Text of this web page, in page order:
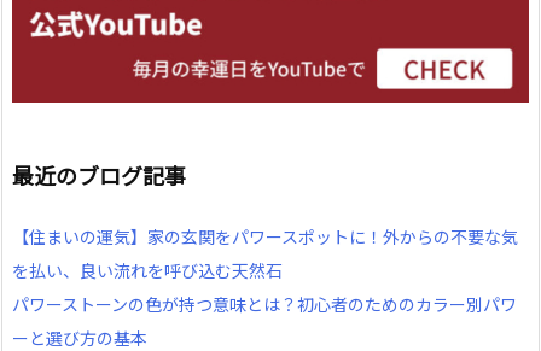
最近のブログ記事
【住まいの運気】家の玄関をパワースポットに！外からの不要な気
を払い、良い流れを呼び込む天然石
パワーストーンの色が持つ意味とは？初心者のためのカラー別パワ
ーと選び方の基本